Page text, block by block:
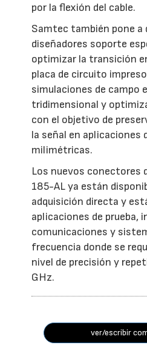
por la flexión del cable.
Samtec también pone a
diseñadores soporte
optimizar la transición
placa de circuito
simulaciones de campo
tridimensional y
con el objetivo de
la señal en aplicaciones
milimétricas.
Los nuevos conectores
185-AL ya están
adquisición directa y
aplicaciones de prueba,
comunicaciones y
frecuencia donde se
nivel de precisión y
GHz.
ver/escribir